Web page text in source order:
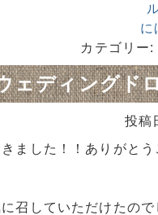
に
カテゴリー:
ェディングド
投稿
きました！！ありがと
召していただけたの